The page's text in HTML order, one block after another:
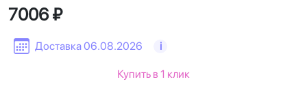
Доставка 06.08.2026 i
7006 ₽
Купить в 1 клик